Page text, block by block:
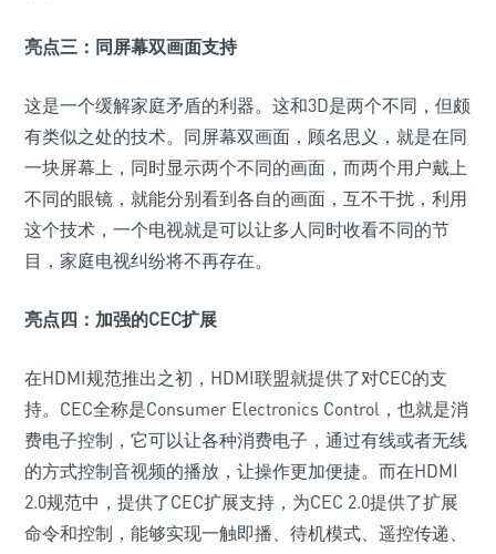
亮点三：同屏幕双画面支持
这是一个缓解家庭矛盾的利器。这和3D是两个不同，但颇
有类似之处的技术。同屏幕双画面，顾名思义，就是在同
一块屏幕上，同时显示两个不同的画面，而两个用户戴上
不同的眼镜，就能分别看到各自的画面，互不干扰，利用
这个技术，一个电视就是可以让多人同时收看不同的节
目，家庭电视纠纷将不再存在。
亮点四：加强的CEC扩展
在HDMI规范推出之初，HDMI联盟就提供了对CEC的支
持。CEC全称是Consumer Electronics Control，也就是消
费电子控制，它可以让各种消费电子，通过有线或者无线
的方式控制音视频的播放，让操作更加便捷。而在HDMI
2.0规范中，提供了CEC扩展支持，为CEC 2.0提供了扩展
命令和控制，能够实现一触即播、待机模式、遥控传递、